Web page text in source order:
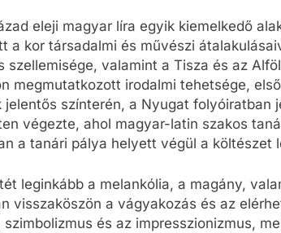
eleji magyar líra egyik kiemelkedő
a kor társadalmi és művészi
szellemisége, valamint a Tisza és az
megmutatkozott irodalmi tehetsége,
jelentős színterén, a Nyugat folyóiratban
végezte, ahol magyar-latin szakos
a tanári pálya helyett végül a költészet
leginkább a melankólia, a magány,
visszaköszön a vágyakozás és az
és az impresszionizmus,